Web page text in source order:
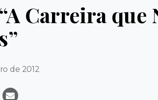
Carreira que
de 2012